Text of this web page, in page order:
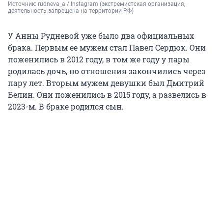
Источник: rudneva_a / Instagram (экстремистская организация,
деятельность запрещена на территории РФ)
У Анны Рудневой уже было два официальных
брака. Первым ее мужем стал Павел Сердюк. Они
поженились в 2012 году, в том же году у пары
родилась дочь, но отношения закончились через
пару лет. Вторым мужем девушки был Дмитрий
Белин. Они поженились в 2015 году, а развелись в
2023-м. В браке родился сын.